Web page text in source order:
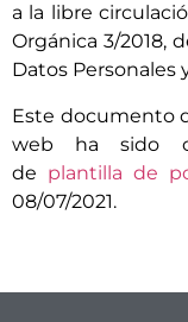
a la libre
Orgánica 3/2018,
Datos Personales
Este documento
web ha sido
de plantilla de
08/07/2021.